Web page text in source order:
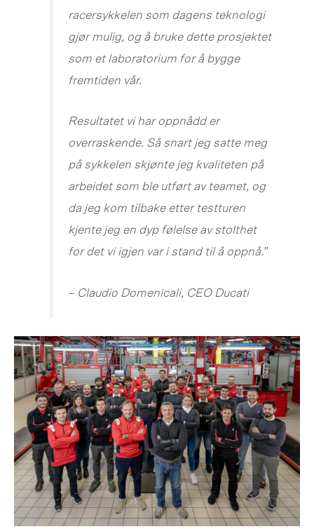
racersykkelen som dagens teknologi
gjør mulig, og å bruke dette prosjektet
som et laboratorium for å bygge
fremtiden vår.
Resultatet vi har oppnådd er
overraskende. Så snart jeg satte meg
på sykkelen skjønte jeg kvaliteten på
arbeidet som ble utført av teamet, og
da jeg kom tilbake etter testturen
kjente jeg en dyp følelse av stolthet
for det vi igjen var i stand til å oppnå.”
– Claudio Domenicali, CEO Ducati